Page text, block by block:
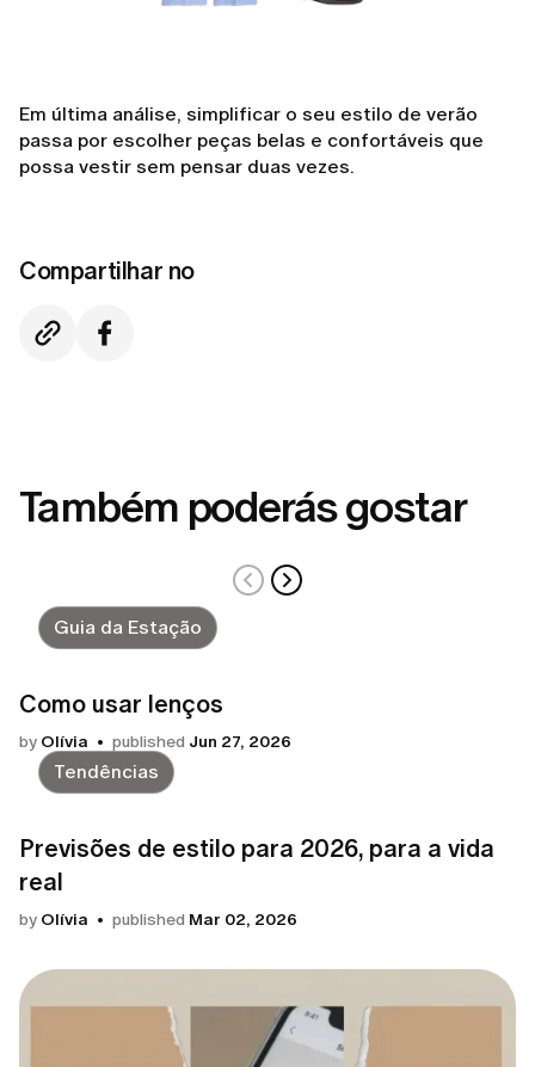
Em última análise, simplificar o seu estilo de verão
passa por escolher peças belas e confortáveis que
possa vestir sem pensar duas vezes.
Compartilhar no
Também poderás gostar
Guia da Estação
Como usar lenços
by Olívia published Jun 27, 2026
Tendências
Previsões de estilo para 2026, para a vida
real
by Olívia published Mar 02, 2026